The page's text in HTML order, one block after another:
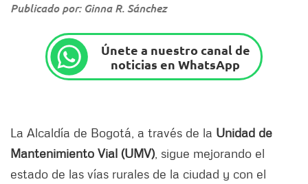
Publicado por: Ginna R. Sánchez
Únete a nuestro canal de
noticias en WhatsApp
La Alcaldía de Bogotá, a través de la Unidad de
Mantenimiento Vial (UMV) , sigue mejorando el
estado de las vías rurales de la ciudad y con el